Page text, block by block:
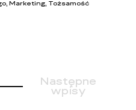
Marketing, Tożsamość
Następne
wpisy